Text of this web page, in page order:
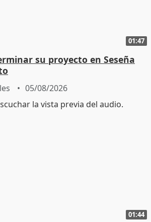
01:47
su proyecto en Seseña
05/08/2026
01:44